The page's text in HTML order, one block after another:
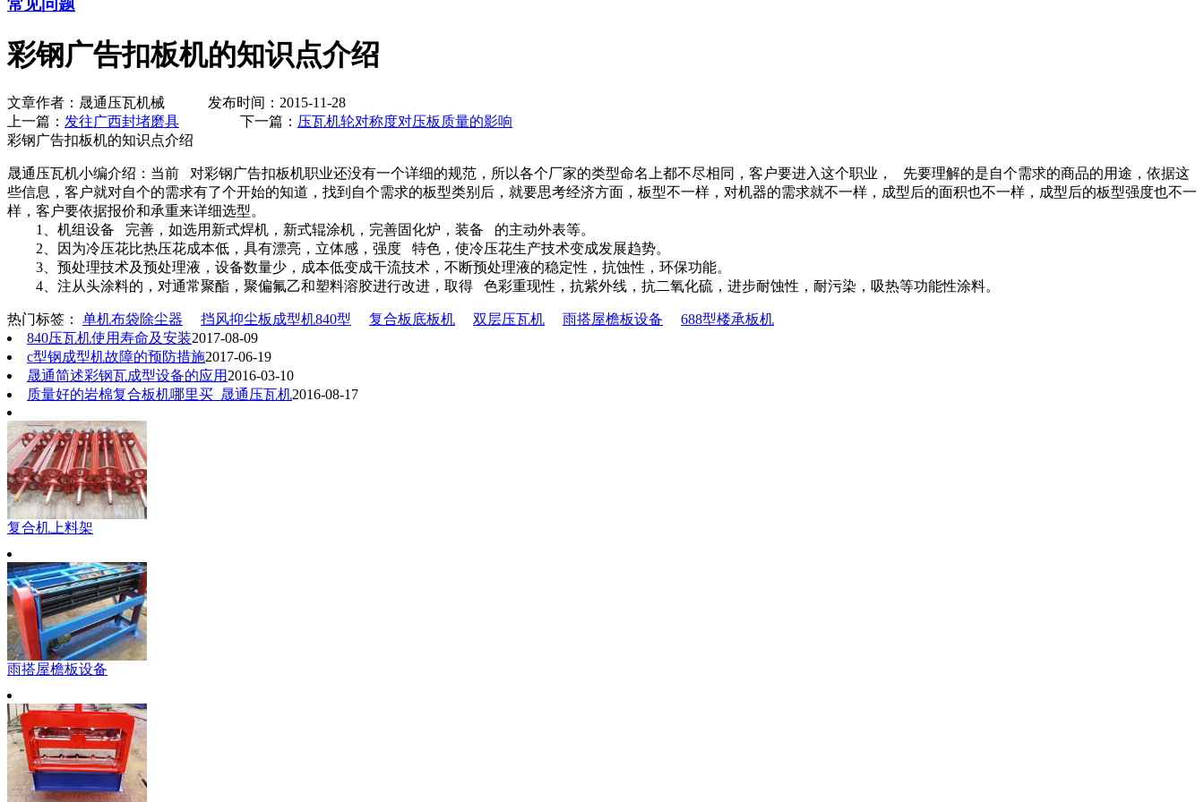
常见问题
彩钢广告扣板机的知识点介绍
文章作者：晟通压瓦机械 发布时间：2015-11-28
上一篇： 发往广西封堵磨具 下一篇： 压瓦机轮对称度对压板质量的影响
彩钢广告扣板机的知识点介绍
晟通压瓦机小编介绍：当前 对彩钢广告扣板机职业还没有一个详细的规范，所以各个厂家的类型命名上都不尽相同，客户要进入这个职业， 先要理解的是自个需求的商品的用途，依据这
些信息，客户就对自个的需求有了个开始的知道，找到自个需求的板型类别后，就要思考经济方面，板型不一样，对机器的需求就不一样，成型后的面积也不一样，成型后的板型强度也不一
样，客户要依据报价和承重来详细选型。
1、机组设备 完善，如选用新式焊机，新式辊涂机，完善固化炉，装备 的主动外表等。
2、因为冷压花比热压花成本低，具有漂亮，立体感，强度 特色，使冷压花生产技术变成发展趋势。
3、预处理技术及预处理液，设备数量少，成本低变成干流技术，不断预处理液的稳定性，抗蚀性，环保功能。
4、注从头涂料的，对通常聚酯，聚偏氟乙和塑料溶胶进行改进，取得 色彩重现性，抗紫外线，抗二氧化硫，进步耐蚀性，耐污染，吸热等功能性涂料。
热门标签： 单机布袋除尘器 挡风抑尘板成型机840型 复合板底板机 双层压瓦机 雨搭屋檐板设备
688型楼承板机
840压瓦机使用寿命及安装2017-08-09
c型钢成型机故障的预防措施2017-06-19
晟通简述彩钢瓦成型设备的应用 2016-03-10
质量好的岩棉复合板机哪里买_晟通压瓦机2016-08-17
复合机上料架
雨搭屋檐板设备